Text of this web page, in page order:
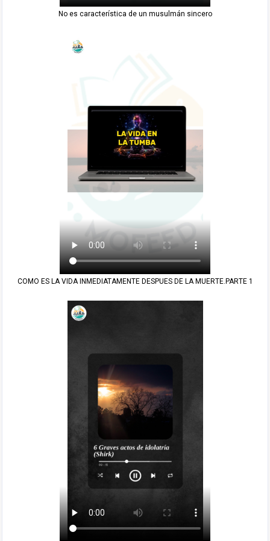
No es característica de un musulmán sincero
COMO ES LA VIDA INMEDIATAMENTE DESPUES DE LA MUERTE.PARTE 1